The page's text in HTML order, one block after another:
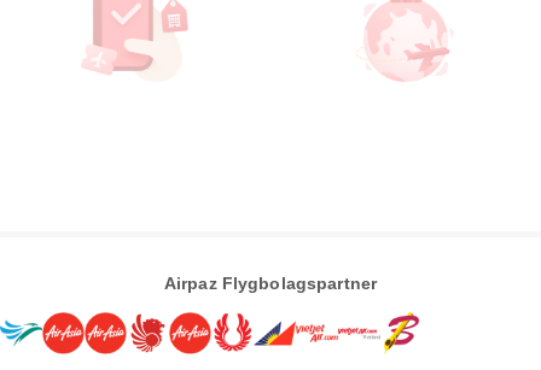
Airpaz Flygbolagspartner